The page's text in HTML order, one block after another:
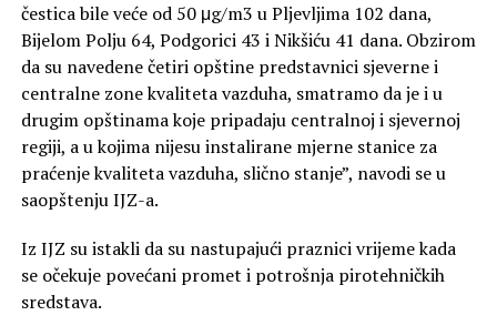
čestica bile veće od 50 μg/m3 u Pljevljima 102 dana,
Bijelom Polju 64, Podgorici 43 i Nikšiću 41 dana. Obzirom
da su navedene četiri opštine predstavnici sjeverne i
centralne zone kvaliteta vazduha, smatramo da je i u
drugim opštinama koje pripadaju centralnoj i sjevernoj
regiji, a u kojima nijesu instalirane mjerne stanice za
praćenje kvaliteta vazduha, slično stanje”, navodi se u
saopštenju IJZ-a.
Iz IJZ su istakli da su nastupajući praznici vrijeme kada
se očekuje povećani promet i potrošnja pirotehničkih
sredstava.